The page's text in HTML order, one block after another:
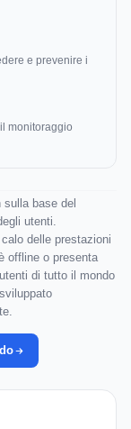
e prevenire i
monitoraggio
base del
utenti.
delle prestazioni
offline o presenta
di tutto il mondo